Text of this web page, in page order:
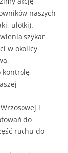
naszych
ulotki).
szykan
w okolicy
kontrolę
i
do
ruchu do